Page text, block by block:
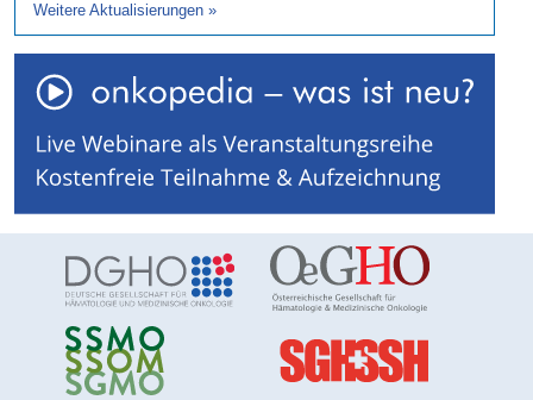
Weitere Aktualisierungen »